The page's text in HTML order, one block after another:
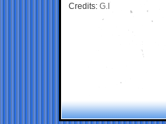
Credits: G.I